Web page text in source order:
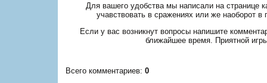
Для вашего удобства мы написали на странице
учавствовать в сражениях или же наоборот
Если у вас возникнут вопросы напишите
ближайшее время. Приятной
Всего комментариев: 0